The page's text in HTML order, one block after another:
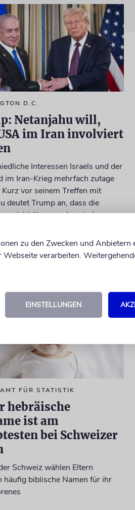
D.C.
Netanjahu will,
im Iran involviert
Interessen Israels und der
im Iran-Krieg mehrfach zutage
vor seinem Treffen mit
deutet Trump an, dass die
nicht überwunden sind
FÜR STATISTIK
hebräische
ist am
bei Schweizer
Schweiz wählen Eltern
häufig biblische Namen für ihr
zu den Zwecken und Anbietern
verarbeiten.
EINSTELLUNGEN